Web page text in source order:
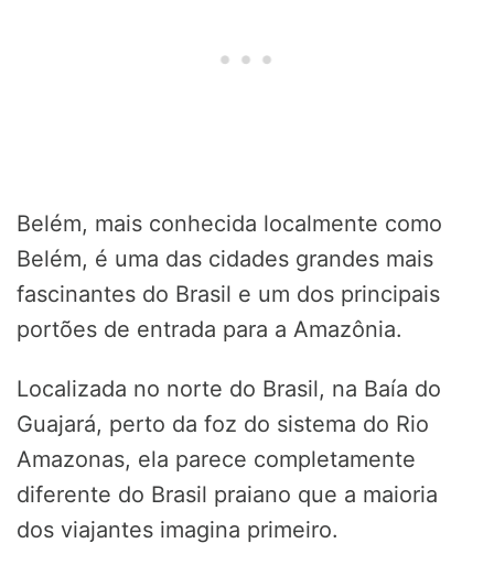
Belém, mais conhecida localmente como
Belém, é uma das cidades grandes mais
fascinantes do Brasil e um dos principais
portões de entrada para a Amazônia.
Localizada no norte do Brasil, na Baía do
Guajará, perto da foz do sistema do Rio
Amazonas, ela parece completamente
diferente do Brasil praiano que a maioria
dos viajantes imagina primeiro.